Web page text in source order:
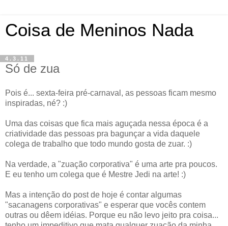
Coisa de Meninos Nada
4.3.11
Só de zua
Pois é... sexta-feira pré-carnaval, as pessoas ficam mesmo
inspiradas, né? :)
Uma das coisas que fica mais aguçada nessa época é a
criatividade das pessoas pra bagunçar a vida daquele
colega de trabalho que todo mundo gosta de zuar. :)
Na verdade, a "zuação corporativa" é uma arte pra poucos.
E eu tenho um colega que é Mestre Jedi na arte! :)
Mas a intenção do post de hoje é contar algumas
"sacanagens corporativas" e esperar que vocês contem
outras ou dêem idéias. Porque eu não levo jeito pra coisa...